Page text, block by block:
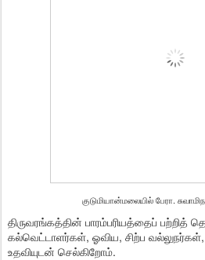
குடுமியான்மலையில் பேரா.
திருவரங்கத்தின் பாரம்பரியத்தைப் பற்றித்
கல்வெட்டாளர்கள், ஓவிய, சிற்ப
உதவியுடன் செல்கிறோம்.